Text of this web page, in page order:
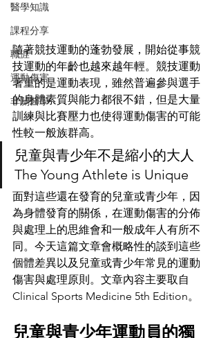
醫學知識
課程分享
職涯
運動傷害
非關醫學
隨著競技運動的蓬勃發展，開始從事競
技運動的年齡也越來越年輕。競技運動
著重的是運動表現，雖然普遍參與選手
的身體素質與能力都很不錯，但是大量
訓練與比賽壓力也使得運動傷害的可能
性較一般族群高。
兒童與青少年不是縮小的大人
The Young Athlete is Unique
面對這些還在發育的兒童或青少年，因
為身體發育的關係，在運動傷害的分佈
與處理上的思維會和一般成年人有所不
同。今天這篇文章會概略性的談到這些
個體差異以及兒童或青少年常見的運動
傷害與處理原則。文章內容主要取自
Clinical Sports Medicine 5th Edition。
兒童與青少年運動員的獨